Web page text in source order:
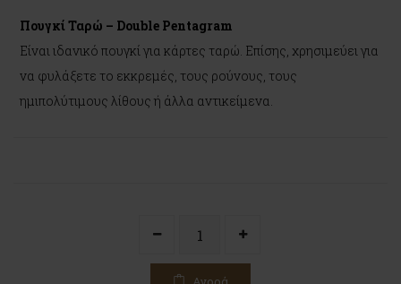
Πουγκί Ταρώ – Double Pentagram
Είναι ιδανικό πουγκί για κάρτες ταρώ. Επίσης, χρησιμεύει για
να φυλάξετε το εκκρεμές, τους ρούνους, τους
ημιπολύτιμους λίθους ή άλλα αντικείμενα.